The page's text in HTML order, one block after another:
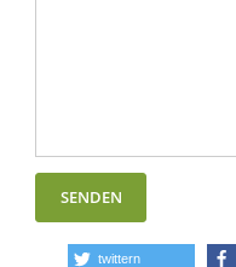
twittern